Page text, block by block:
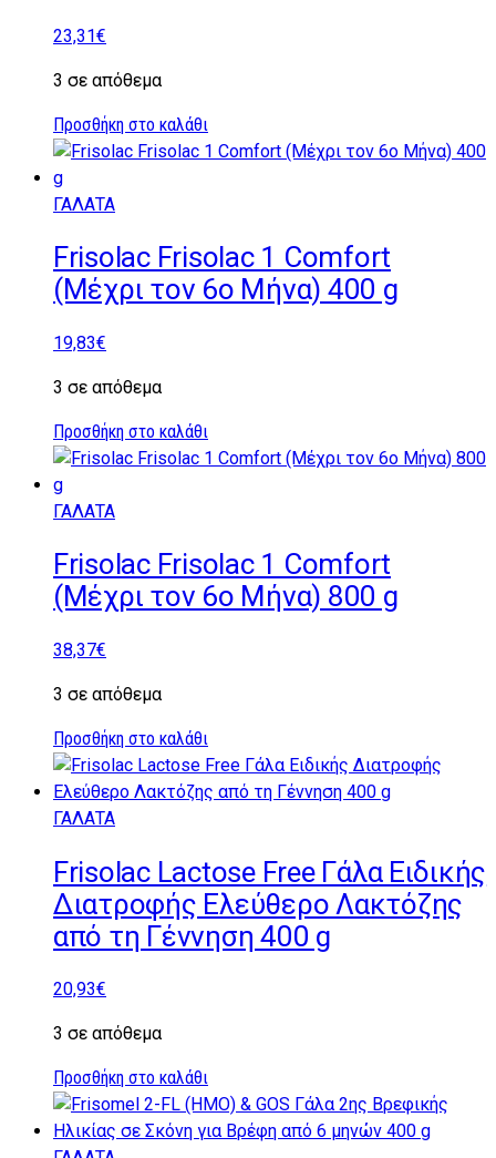
23,31€
3 σε απόθεμα
Προσθήκη στο καλάθι
ΓΑΛΑΤΑ
Frisolac Frisolac 1 Comfort
(Μέχρι τον 6ο Μήνα) 400 g
19,83€
3 σε απόθεμα
Προσθήκη στο καλάθι
ΓΑΛΑΤΑ
Frisolac Frisolac 1 Comfort
(Μέχρι τον 6ο Μήνα) 800 g
38,37€
3 σε απόθεμα
Προσθήκη στο καλάθι
ΓΑΛΑΤΑ
Frisolac Lactose Free Γάλα Ειδικής
Διατροφής Ελεύθερο Λακτόζης
από τη Γέννηση 400 g
20,93€
3 σε απόθεμα
Προσθήκη στο καλάθι